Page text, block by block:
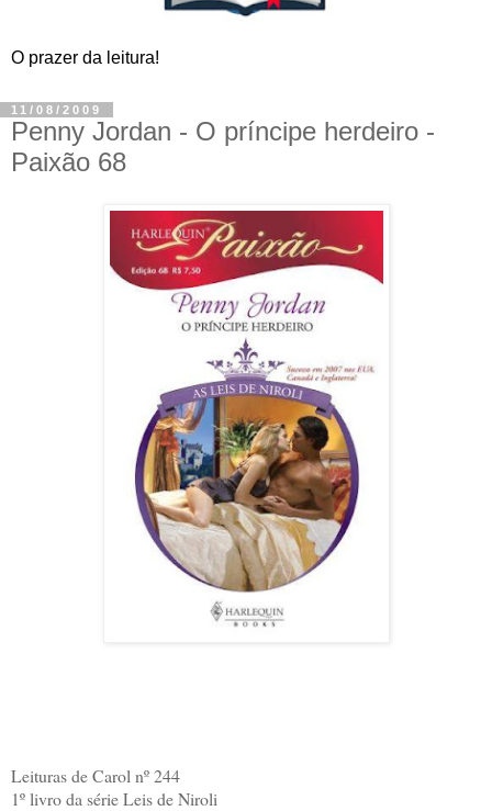
O prazer da leitura!
11/08/2009
Penny Jordan - O príncipe herdeiro -
Paixão 68
Leituras de Carol nº 244
1º livro da série Leis de Niroli